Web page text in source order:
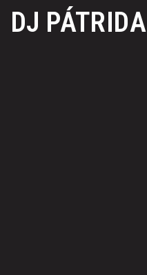
DJ PÁTRIDA